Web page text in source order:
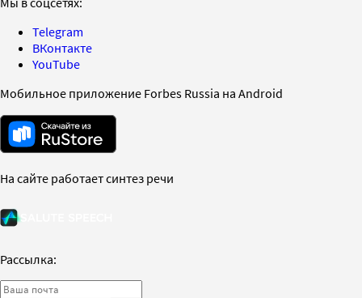
Telegram
ВКонтакте
YouTube
Мобильное приложение Forbes Russia на Android
На сайте работает синтез речи
Рассылка: